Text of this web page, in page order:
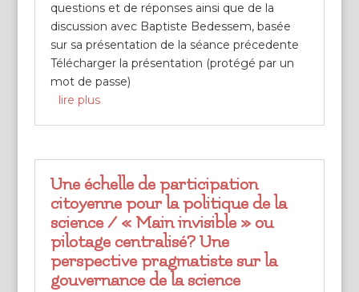
questions et de réponses ainsi que de la
discussion avec Baptiste Bedessem, basée
sur sa présentation de la séance précedente
Télécharger la présentation (protégé par un
mot de passe)
lire plus
Une échelle de participation
citoyenne pour la politique de la
science / « Main invisible » ou
pilotage centralisé? Une
perspective pragmatiste sur la
gouvernance de la science